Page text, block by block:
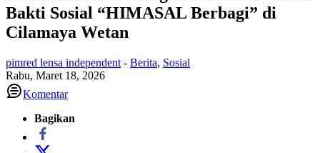
Bakti Sosial “HIMASAL Berbagi” di
Cilamaya Wetan
pimred lensa independent - Berita, Sosial
Rabu, Maret 18, 2026
Komentar
Bagikan